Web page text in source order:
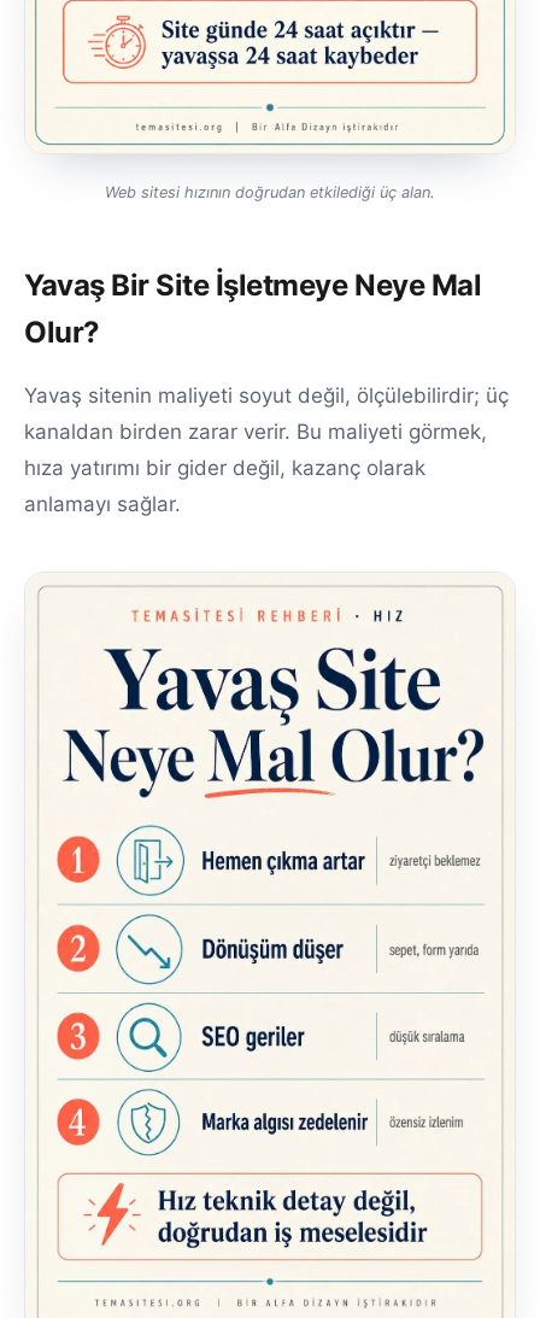
Web sitesi hızının doğrudan etkilediği üç alan.
Yavaş Bir Site İşletmeye Neye Mal
Olur?
Yavaş sitenin maliyeti soyut değil, ölçülebilirdir; üç
kanaldan birden zarar verir. Bu maliyeti görmek,
hıza yatırımı bir gider değil, kazanç olarak
anlamayı sağlar.